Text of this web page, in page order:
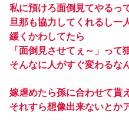
私に預けろ面倒見てやるっ
旦那も協力してくれるし一
緩くかわしてたら
「面倒見させてぇ～」って
そんなに人がすぐ変わるな
嫁虐めたら孫に合わせて貰
それすら想像出来ないとか